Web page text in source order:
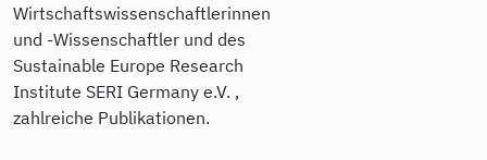
Wirtschaftswissenschaftlerinnen
und -Wissenschaftler und des
Sustainable Europe Research
Institute SERI Germany e.V. ,
zahlreiche Publikationen.